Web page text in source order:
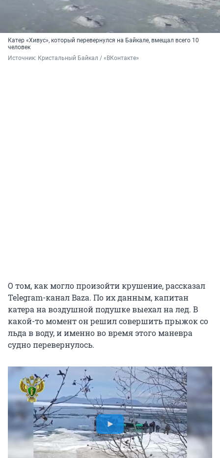
Катер «Хивус», который перевернулся на Байкале, вмещал всего 10
человек
Источник: Кристальный Байкал / «ВКонтакте»
О том, как могло произойти крушение, рассказал
Telegram-канал Baza. По их данным, капитан
катера на воздушной подушке выехал на лед. В
какой-то момент он решил совершить прыжок со
льда в воду, и именно во время этого маневра
судно перевернулось.